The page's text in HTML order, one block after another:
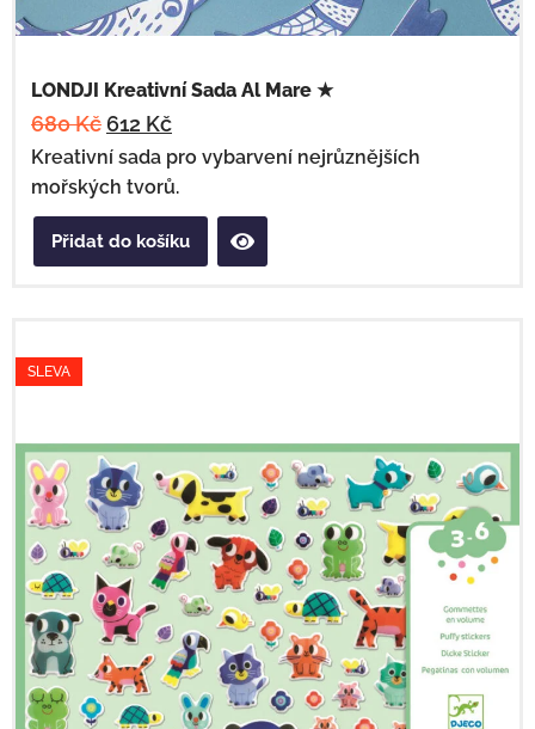
LONDJI Kreativní Sada Al Mare ★
680Kč 612 Kč
Kreativní sada pro vybarvení nejrůznějších
mořských tvorů.
Přidat do košíku
SLEVA